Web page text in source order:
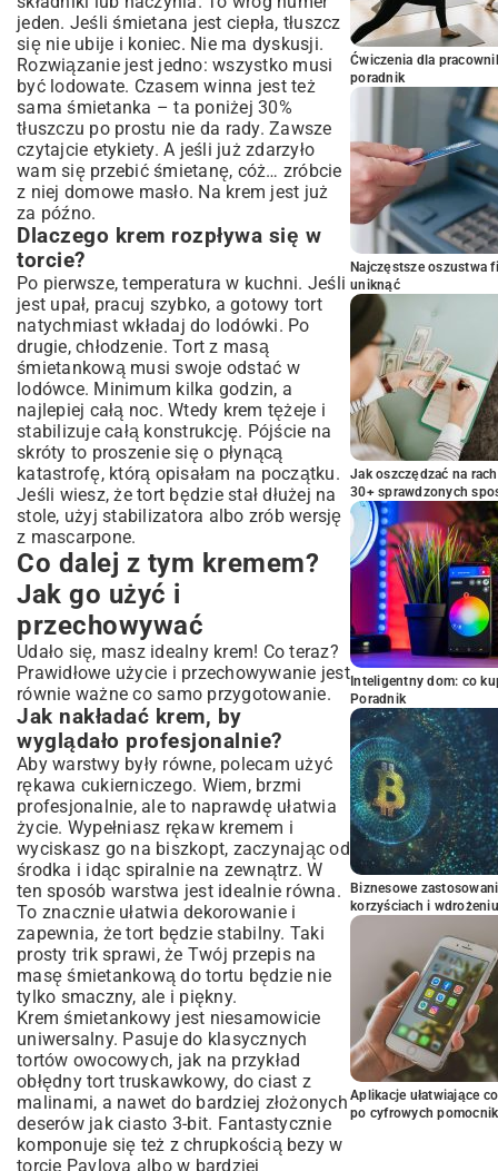
jeden. Jeśli śmietana jest ciepła, tłuszcz
się nie ubije i koniec. Nie ma dyskusji.
Rozwiązanie jest jedno: wszystko musi
być lodowate. Czasem winna jest też
sama śmietanka – ta poniżej 30%
tłuszczu po prostu nie da rady. Zawsze
czytajcie etykiety. A jeśli już zdarzyło
wam się przebić śmietanę, cóż… zróbcie
z niej domowe masło. Na krem jest już
za późno.
Dlaczego krem rozpływa się w
torcie?
Po pierwsze, temperatura w kuchni. Jeśli
jest upał, pracuj szybko, a gotowy tort
natychmiast wkładaj do lodówki. Po
drugie, chłodzenie. Tort z masą
śmietankową musi swoje odstać w
lodówce. Minimum kilka godzin, a
najlepiej całą noc. Wtedy krem tężeje i
stabilizuje całą konstrukcję. Pójście na
skróty to proszenie się o płynącą
katastrofę, którą opisałam na początku.
Jeśli wiesz, że tort będzie stał dłużej na
stole, użyj stabilizatora albo zrób wersję
z mascarpone.
Co dalej z tym kremem?
Jak go użyć i
przechowywać
Udało się, masz idealny krem! Co teraz?
Prawidłowe użycie i przechowywanie jest
równie ważne co samo przygotowanie.
Jak nakładać krem, by
wyglądało profesjonalnie?
Aby warstwy były równe, polecam użyć
rękawa cukierniczego. Wiem, brzmi
profesjonalnie, ale to naprawdę ułatwia
życie. Wypełniasz rękaw kremem i
wyciskasz go na biszkopt, zaczynając od
środka i idąc spiralnie na zewnątrz. W
ten sposób warstwa jest idealnie równa.
To znacznie ułatwia dekorowanie i
zapewnia, że tort będzie stabilny. Taki
prosty trik sprawi, że Twój przepis na
masę śmietankową do tortu będzie nie
tylko smaczny, ale i piękny.
Krem śmietankowy jest niesamowicie
uniwersalny. Pasuje do klasycznych
tortów owocowych, jak na przykład
obłędny tort truskawkowy, do ciast z
malinami, a nawet do bardziej złożonych
deserów jak ciasto 3-bit. Fantastycznie
komponuje się też z chrupkością bezy w
torcie Pavlova albo w bardziej
Ćwiczenia dla
poradnik
Najczęstsze oszustwa
uniknąć
Jak oszczędzać na
30+ sprawdzonych
Inteligentny dom: co
Poradnik
Biznesowe
korzyściach i wdrożeniu
Aplikacje ułatwiające
po cyfrowych